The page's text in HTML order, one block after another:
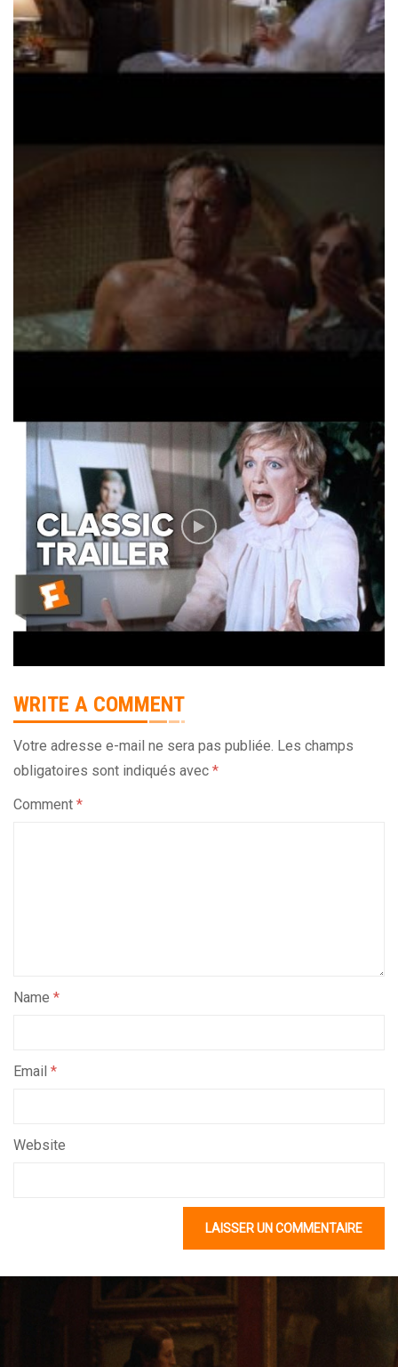
WRITE A COMMENT
Votre adresse e-mail ne sera pas publiée. Les champs
obligatoires sont indiqués avec *
Comment *
Name *
Email *
Website